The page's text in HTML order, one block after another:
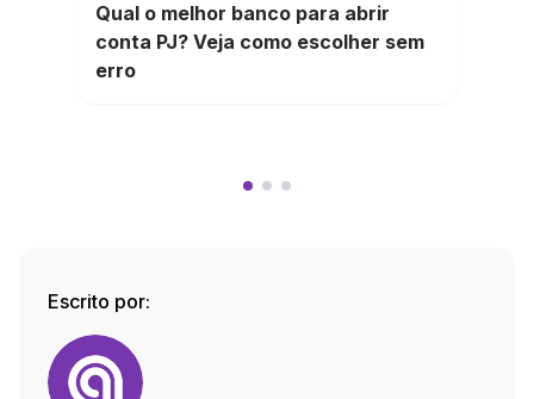
Qual o melhor banco para abrir
conta PJ? Veja como escolher sem
erro
Escrito por: